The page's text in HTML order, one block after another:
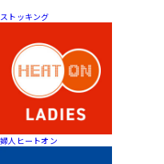
ストッキング
婦人ヒートオン